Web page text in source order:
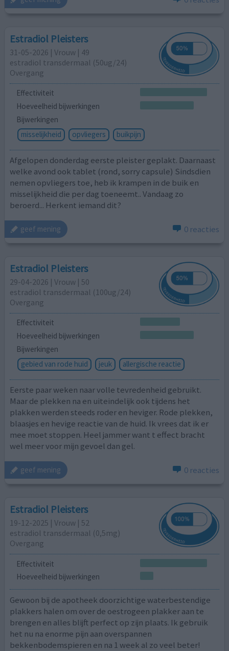
Estradiol Pleisters
31-05-2026 | Vrouw | 49
estradiol transdermaal (50ug/24)
Overgang
Effectiviteit
Hoeveelheid bijwerkingen
Bijwerkingen
misselijkheid
opvliegers buikpijn
Afgelopen donderdag eerste pleister geplakt. Daarnaast
welke avond ook tablet (rond, sorry capsule) Sindsdien
nemen opvliegers toe, heb ik krampen in de buik en
misselijkheid die per dag toeneemt.. Vandaag zo
beroerd... Herkent iemand dit?
geef mening 0 reacties
Estradiol Pleisters
29-04-2026 | Vrouw | 50
estradiol transdermaal (100ug/24)
Overgang
Effectiviteit
Hoeveelheid bijwerkingen
Bijwerkingen
gebied van rode huid
jeuk allergische reactie
Eerste paar weken naar volle tevredenheid gebruikt.
Maar de plekken na en uiteindelijk ook tijdens het
plakken werden steeds roder en heviger. Rode plekken,
blaasjes en hevige reactie van de huid. Ik vrees dat ik er
mee moet stoppen. Heel jammer want t effect bracht
wel meer voor mijn gevoel dan gel.
geef mening 0 reacties
Estradiol Pleisters
19-12-2025 | Vrouw | 52
estradiol transdermaal (0,5mg)
Overgang
Effectiviteit
Hoeveelheid bijwerkingen
Gewoon bij de apotheek doorzichtige waterbestendige
plakkers halen om over de oestrogeen plakker aan te
brengen en alles blijft perfect op zijn plaats. Ik gebruik
het nu na enorme pijn aan overspannen
bekkenbodemspieren en na 1 week al zo veel beter!